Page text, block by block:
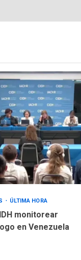
ÚLTIMA HORA
monitorear
en Venezuela